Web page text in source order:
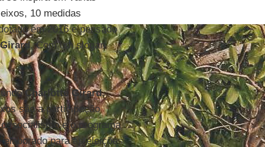
10 medidas
em 2016 e pensado
. Com um slogan
Charlotte Girard,
são a participação
e o programa
elaborado para as eleições